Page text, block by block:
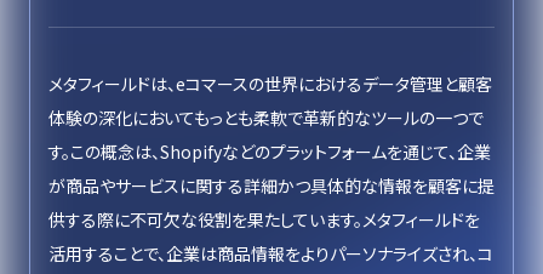
メタフィールドは、eコマースの世界におけるデータ管理と顧客
体験の深化においてもっとも柔軟で革新的なツールの一つで
す。この概念は、Shopifyなどのプラットフォームを通じて、企業
が商品やサービスに関する詳細かつ具体的な情報を顧客に提
供する際に不可欠な役割を果たしています。メタフィールドを
活用することで、企業は商品情報をよりパーソナライズされ、コ